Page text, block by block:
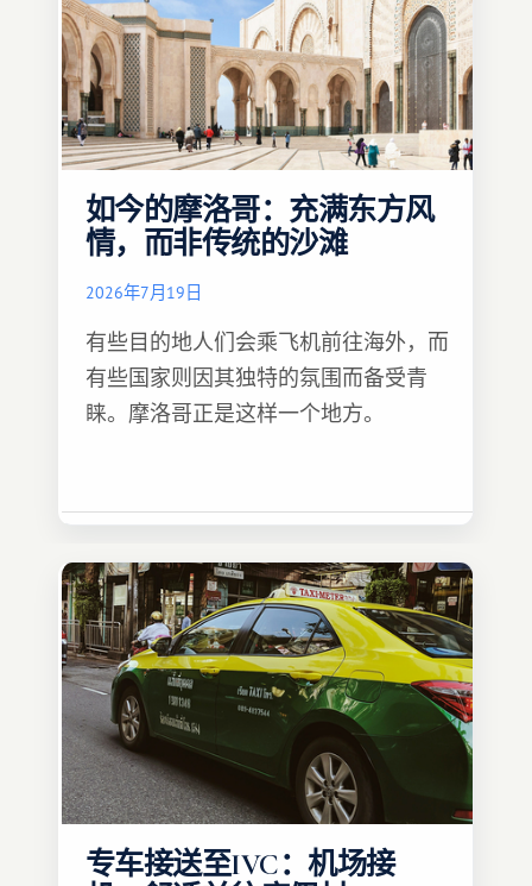
如今的摩洛哥：充满东方风
情，而非传统的沙滩
2026年7月19日
有些目的地人们会乘飞机前往海外，而
有些国家则因其独特的氛围而备受青
睐。摩洛哥正是这样一个地方。
专车接送至IVC：机场接